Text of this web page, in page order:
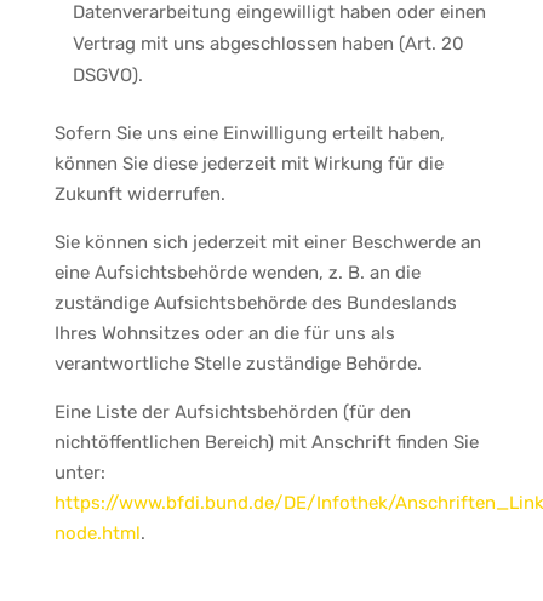
Datenverarbeitung eingewilligt haben oder einen
Vertrag mit uns abgeschlossen haben (Art. 20
DSGVO).
Sofern Sie uns eine Einwilligung erteilt haben,
können Sie diese jederzeit mit Wirkung für die
Zukunft widerrufen.
Sie können sich jederzeit mit einer Beschwerde an
eine Aufsichtsbehörde wenden, z. B. an die
zuständige Aufsichtsbehörde des Bundeslands
Ihres Wohnsitzes oder an die für uns als
verantwortliche Stelle zuständige Behörde.
Eine Liste der Aufsichtsbehörden (für den
nichtöffentlichen Bereich) mit Anschrift finden Sie
unter:
https://www.bfdi.bund.de/DE/Infothek/
node.html.